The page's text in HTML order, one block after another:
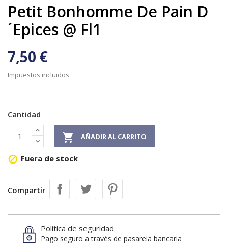
Petit Bonhomme De Pain D
´Epices @ Fl1
7,50 €
Impuestos incluidos
Cantidad
 AÑADIR AL CARRITO
 Fuera de stock
Compartir
Política de seguridad
Pago seguro a través de pasarela bancaria